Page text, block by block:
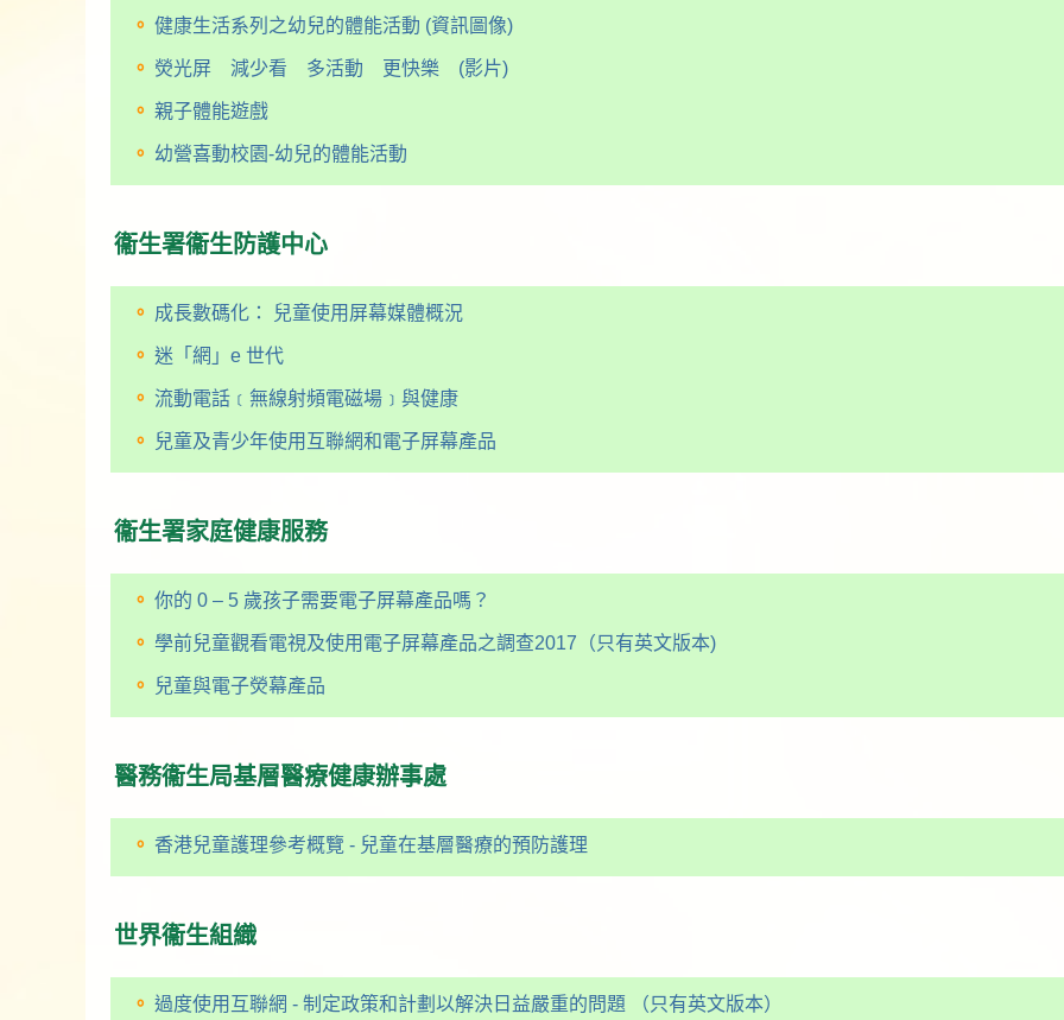
健康生活系列之幼兒的體能活動 (資訊圖像)
熒光屏 減少看 多活動 更快樂 (影片)
親子體能遊戲
幼營喜動校園-幼兒的體能活動
衞生署衞生防護中心
成長數碼化： 兒童使用屏幕媒體概況
迷「網」e 世代
流動電話﹝無線射頻電磁場﹞與健康
兒童及青少年使用互聯網和電子屏幕產品
衞生署家庭健康服務
你的 0 – 5 歲孩子需要電子屏幕產品嗎？
學前兒童觀看電視及使用電子屏幕產品之調查2017（只有英文版本)
兒童與電子熒幕產品
醫務衞生局基層醫療健康辦事處
香港兒童護理參考概覽 - 兒童在基層醫療的預防護理
世界衞生組織
過度使用互聯網 - 制定政策和計劃以解決日益嚴重的問題 （只有英文版本）